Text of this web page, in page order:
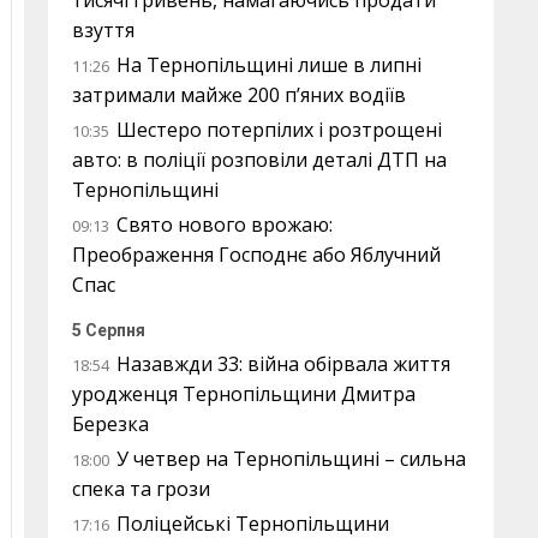
взуття
11:26 На Тернопільщині лише в липні
затримали майже 200 п’яних водіїв
10:35 Шестеро потерпілих і розтрощені
авто: в поліції розповіли деталі ДТП на
Тернопільщині
09:13 Свято нового врожаю:
Преображення Господнє або Яблучний
Спас
5 Серпня
18:54 Назавжди 33: війна обірвала життя
уродженця Тернопільщини Дмитра
Березка
18:00 У четвер на Тернопільщині – сильна
спека та грози
17:16 Поліцейські Тернопільщини